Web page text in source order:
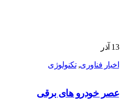
13 آذر
اخبار فناوری,تکنولوژی
عصر خودرو های برقی